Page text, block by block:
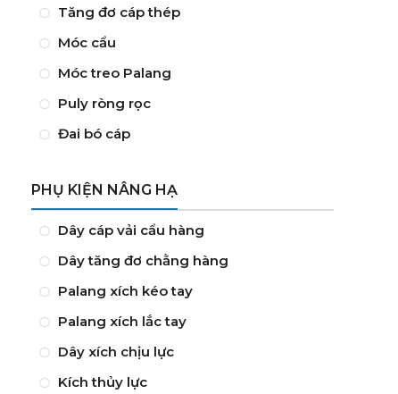
Tăng đơ cáp thép
Móc cẩu
Móc treo Palang
Puly ròng rọc
Đai bó cáp
PHỤ KIỆN NÂNG HẠ
Dây cáp vải cẩu hàng
Dây tăng đơ chằng hàng
Palang xích kéo tay
Palang xích lắc tay
Dây xích chịu lực
Kích thủy lực